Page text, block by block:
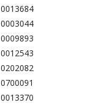
0013684
0003044
0009893
0012543
0202082
0700091
0013370